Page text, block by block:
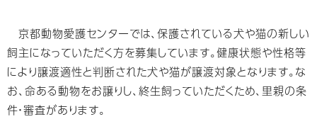
京都動物愛護センターでは、保護されている犬や猫の新しい
飼主になっていただく方を募集しています。健康状態や性格等
により譲渡適性と判断された犬や猫が譲渡対象となります。な
お、命ある動物をお譲りし、終生飼っていただくため、里親の条
件・審査があります。